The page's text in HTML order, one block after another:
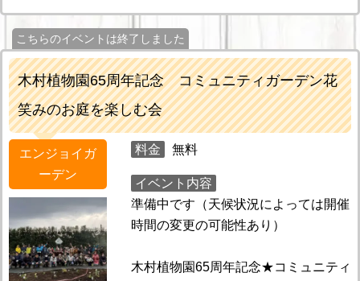
こちらのイベントは終了しました
木村植物園65周年記念 コミュニティガーデン花
笑みのお庭を楽しむ会
エンジョイガ
ーデン
料金 無料
イベント内容
準備中です（天候状況によっては開催
時間の変更の可能性あり）
木村植物園65周年記念★コミュニティ